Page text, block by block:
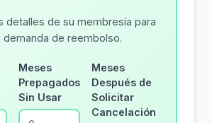
detalles de su membresía para
demanda de reembolso.
Meses
Prepagados
Sin Usar
Meses
Después de
Solicitar
Cancelación